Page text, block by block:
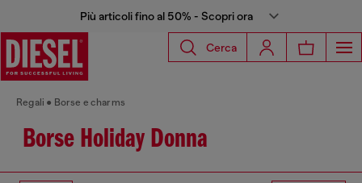
Più articoli fino al 50% - Scopri ora
Cerca
Regali Borse e charms
Borse Holiday Donna